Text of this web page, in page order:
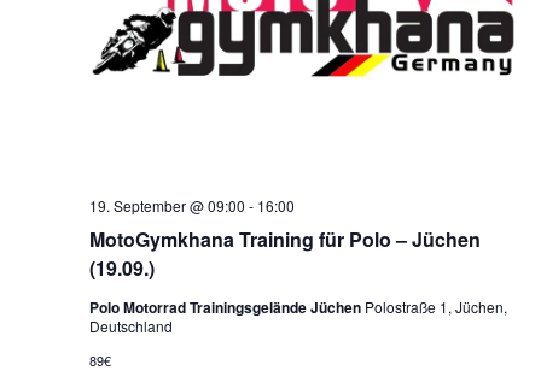
MotoGymkhana Training für Polo – Jüchen
(19.09.)
19. September @ 09:00 - 16:00
Polo Motorrad Trainingsgelände Jüchen Polostraße 1, Jüchen,
Deutschland
89€